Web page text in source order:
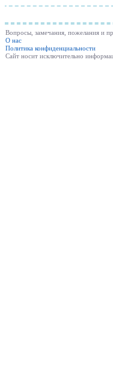
Вопросы, замечания, пожелания и
О нас
Политика конфиденциальности
Cайт носит исключительно